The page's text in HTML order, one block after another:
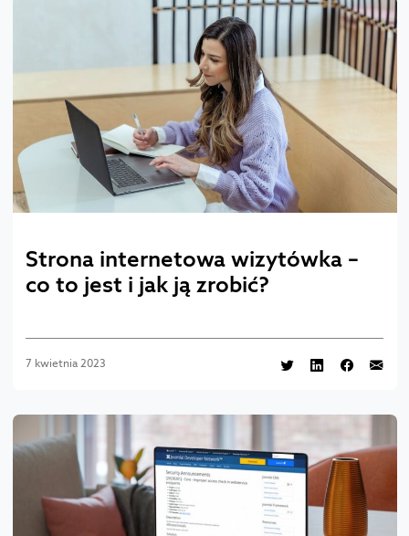
Strona internetowa wizytówka –
co to jest i jak ją zrobić?
7 kwietnia 2023